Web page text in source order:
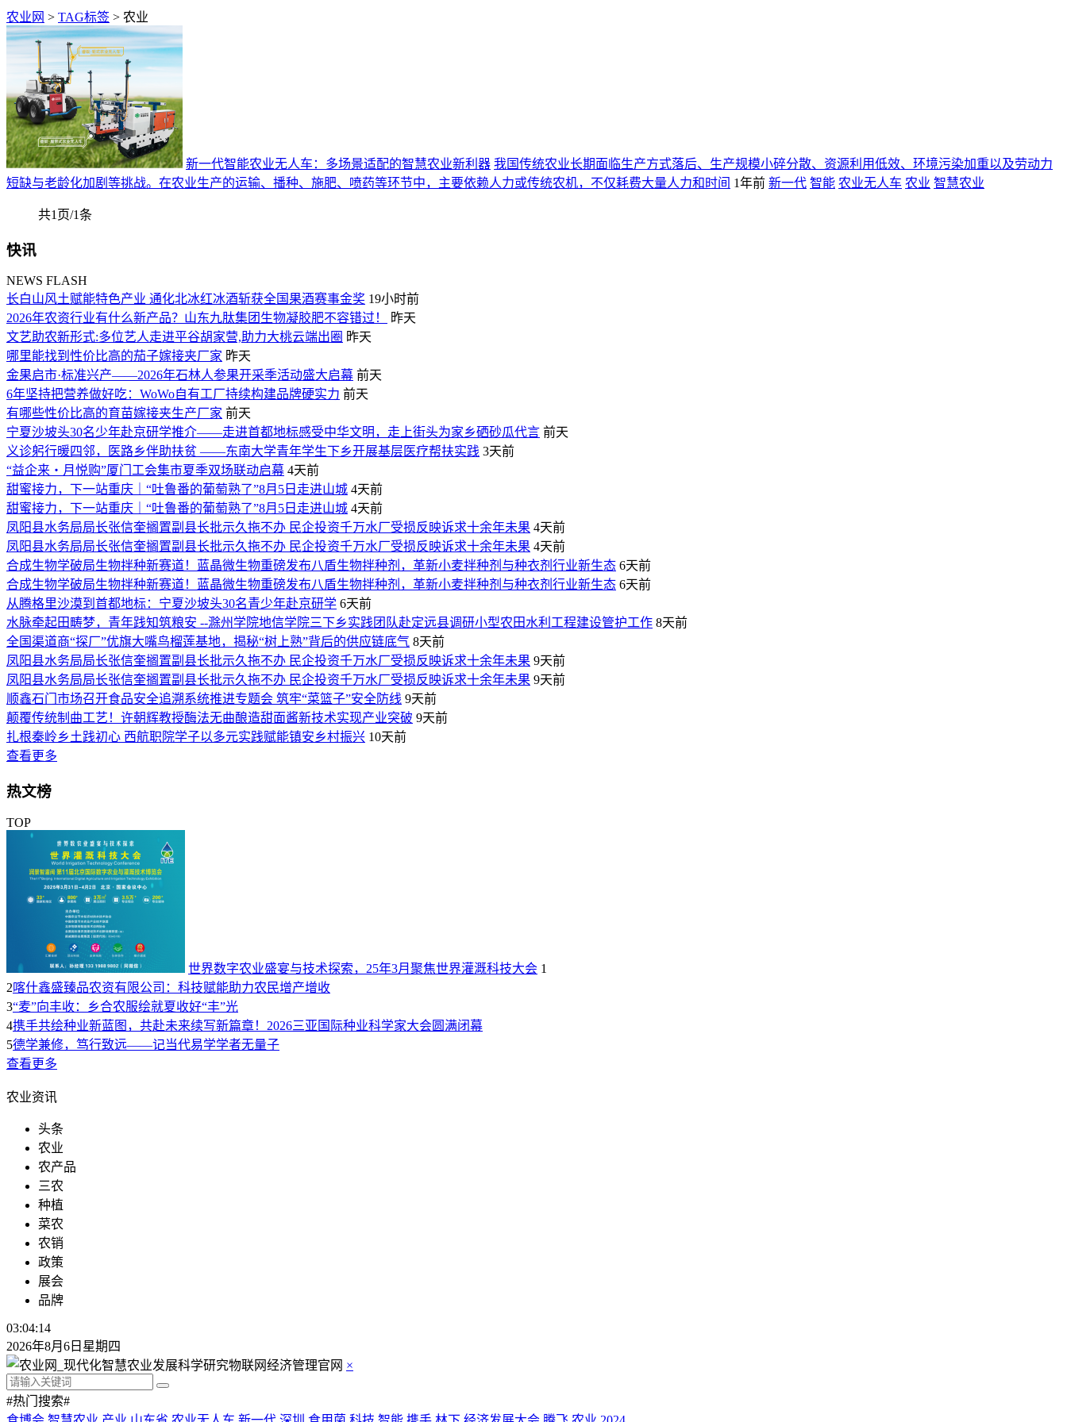
农业网 > TAG标签 > 农业
新一代智能农业无人车：多场景适配的智慧农业新利器 我国传统农业长期面临生产方式落后、生产规模小碎分散、资源利用低效、环境污染加重以及劳动力
短缺与老龄化加剧等挑战。在农业生产的运输、播种、施肥、喷药等环节中，主要依赖人力或传统农机，不仅耗费大量人力和时间 1年前 新一代 智能 农业无人车 农业 智慧农业
共1页/1条
快讯
NEWS FLASH
长白山风土赋能特色产业 通化北冰红冰酒斩获全国果酒赛事金奖 19小时前
2026年农资行业有什么新产品？山东九肽集团生物凝胶肥不容错过！
昨天
文艺助农新形式:多位艺人走进平谷胡家营,助力大桃云端出圈 昨天
哪里能找到性价比高的茄子嫁接夹厂家 昨天
金果启市·标准兴产——2026年石林人参果开采季活动盛大启幕 前天
6年坚持把营养做好吃：WoWo自有工厂持续构建品牌硬实力 前天
有哪些性价比高的育苗嫁接夹生产厂家 前天
宁夏沙坡头30名少年赴京研学推介——走进首都地标感受中华文明，走上街头为家乡硒砂瓜代言 前天
义诊躬行暖四邻，医路乡伴助扶贫 ——东南大学青年学生下乡开展基层医疗帮扶实践 3天前
“益企来・月悦购”厦门工会集市夏季双场联动启幕 4天前
甜蜜接力，下一站重庆｜“吐鲁番的葡萄熟了”8月5日走进山城 4天前
甜蜜接力，下一站重庆｜“吐鲁番的葡萄熟了”8月5日走进山城 4天前
凤阳县水务局局长张信奎搁置副县长批示久拖不办 民企投资千万水厂受损反映诉求十余年未果 4天前
凤阳县水务局局长张信奎搁置副县长批示久拖不办 民企投资千万水厂受损反映诉求十余年未果 4天前
合成生物学破局生物拌种新赛道！蓝晶微生物重磅发布八盾生物拌种剂，革新小麦拌种剂与种衣剂行业新生态 6天前
合成生物学破局生物拌种新赛道！蓝晶微生物重磅发布八盾生物拌种剂，革新小麦拌种剂与种衣剂行业新生态 6天前
从腾格里沙漠到首都地标：宁夏沙坡头30名青少年赴京研学 6天前
水脉牵起田畴梦，青年践知筑粮安 --滁州学院地信学院三下乡实践团队赴定远县调研小型农田水利工程建设管护工作 8天前
全国渠道商“探厂”优旗大嘴鸟榴莲基地，揭秘“树上熟”背后的供应链底气 8天前
凤阳县水务局局长张信奎搁置副县长批示久拖不办 民企投资千万水厂受损反映诉求十余年未果 9天前
凤阳县水务局局长张信奎搁置副县长批示久拖不办 民企投资千万水厂受损反映诉求十余年未果 9天前
顺鑫石门市场召开食品安全追溯系统推进专题会 筑牢“菜篮子”安全防线 9天前
颠覆传统制曲工艺！许朝辉教授酶法无曲酿造甜面酱新技术实现产业突破 9天前
扎根秦岭乡土践初心 西航职院学子以多元实践赋能镇安乡村振兴 10天前
查看更多
热文榜
TOP
世界数字农业盛宴与技术探索，25年3月聚焦世界灌溉科技大会 1
2喀什鑫盛臻品农资有限公司：科技赋能助力农民增产增收
3“麦”向丰收：乡合农服绘就夏收好“丰”光
4携手共绘种业新蓝图，共赴未来续写新篇章！2026三亚国际种业科学家大会圆满闭幕
5德学兼修，笃行致远——记当代易学学者无量子
查看更多
农业资讯
头条
农业
农产品
三农
种植
菜农
农销
政策
展会
品牌
03:04:15
2026年8月6日星期四
×
#热门搜索#